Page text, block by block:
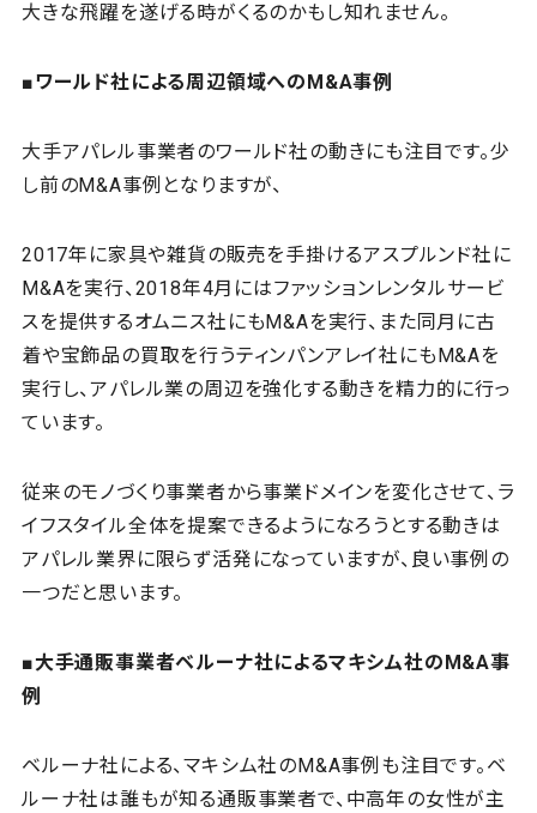
大きな飛躍を遂げる時がくるのかもし知れません。
■ワールド社による周辺領域へのM&A事例
大手アパレル事業者のワールド社の動きにも注目です。少
し前のM&A事例となりますが、
2017年に家具や雑貨の販売を手掛けるアスプルンド社に
M&Aを実行、2018年4月にはファッションレンタルサービ
スを提供するオムニス社にもM&Aを実行、また同月に古
着や宝飾品の買取を行うティンパンアレイ社にもM&Aを
実行し、アパレル業の周辺を強化する動きを精力的に行っ
ています。
従来のモノづくり事業者から事業ドメインを変化させて、ラ
イフスタイル全体を提案できるようになろうとする動きは
アパレル業界に限らず活発になっていますが、良い事例の
一つだと思います。
■大手通販事業者ベルーナ社によるマキシム社のM&A事
例
ベルーナ社による、マキシム社のM&A事例も注目です。ベ
ルーナ社は誰もが知る通販事業者で、中高年の女性が主